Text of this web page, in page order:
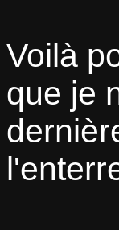
Voilà
que je